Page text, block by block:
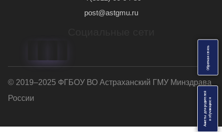
О
б
р
а
т
н
а
я
с
в
я
з
ь
Анкеты для родителей иобучающихс
я
post@astgmu.ru
© 2019–2025 ФГБОУ ВО Астраханский ГМУ Минздрава
России